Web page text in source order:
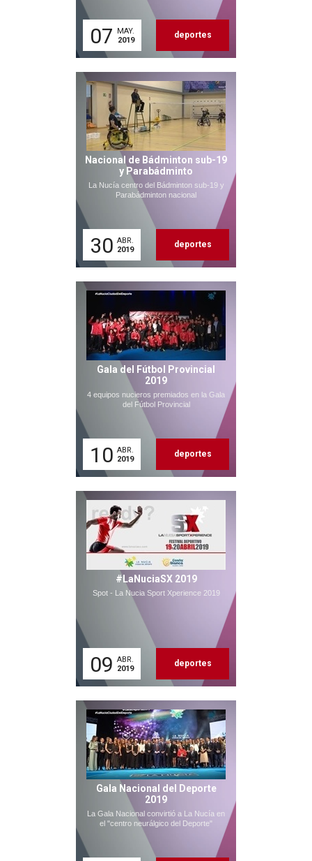
07
MAY.
2019
deportes
Nacional de Bádminton sub-19
y Parabádminto
La Nucía centro del Bádminton sub-19 y
Parabádminton nacional
30 ABR.
2019
deportes
Gala del Fútbol Provincial
2019
4 equipos nucieros premiados en la Gala
del Fútbol Provincial
10 ABR.
2019
deportes
#LaNuciaSX 2019
Spot - La Nucia Sport Xperience 2019
09 ABR.
2019
deportes
Gala Nacional del Deporte
2019
La Gala Nacional convirtió a La Nucía en
el "centro neurálgico del Deporte"